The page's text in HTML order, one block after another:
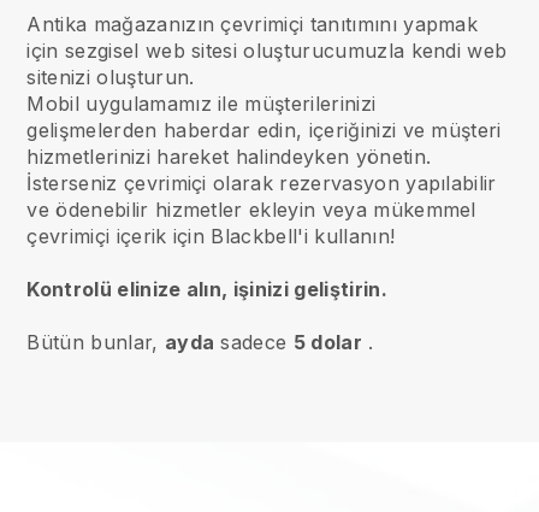
Antika mağazanızın çevrimiçi tanıtımını yapmak
için sezgisel web sitesi oluşturucumuzla kendi web
sitenizi oluşturun.
Mobil uygulamamız ile müşterilerinizi
gelişmelerden haberdar edin, içeriğinizi ve müşteri
hizmetlerinizi hareket halindeyken yönetin.
İsterseniz çevrimiçi olarak rezervasyon yapılabilir
ve ödenebilir hizmetler ekleyin veya mükemmel
çevrimiçi içerik için Blackbell'i kullanın!
Kontrolü elinize alın, işinizi geliştirin.
Bütün bunlar, ayda sadece 5 dolar .